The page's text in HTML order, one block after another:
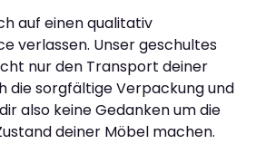
auf einen qualitativ
verlassen. Unser geschultes
nur den Transport deiner
die sorgfältige Verpackung und
also keine Gedanken um die
deiner Möbel machen.